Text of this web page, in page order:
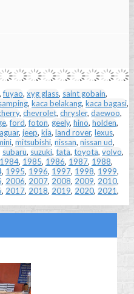
,fuyao, xyg glass, saint gobain,
, kaca belakang, kaca bagasi,
, chevrolet, chrysler, daewoo,
,ford,foton, geely, hino, holden,
, jeep, kia, land rover, lexus,
, mitsubishi, nissan, nissan ud,
subaru, suzuki, tata, toyota, volvo,
1984, 1985, 1986, 1987, 1988,
, 1995, 1996, 1997, 1998, 1999,
, 2006, 2007, 2008, 2009, 2010,
, 2017, 2018, 2019, 2020, 2021,